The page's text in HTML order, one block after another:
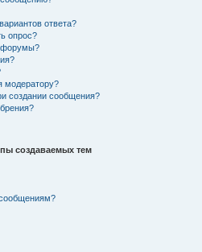
ответа?
опрос?
форумы?
модератору?
создании сообщения?
создаваемых тем